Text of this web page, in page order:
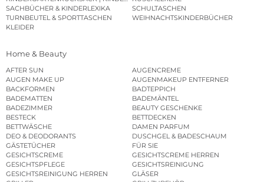
SACHBÜCHER & KINDERLEXIKA
SCHULTASCHEN
TURNBEUTEL & SPORTTASCHEN
WEIHNACHTSKINDERBÜCHER
KLEIDER
Home & Beauty
AFTER SUN
AUGENCREME
AUGEN MAKE UP
AUGENMAKEUP ENTFERNER
BACKFORMEN
BADTEPPICH
BADEMATTEN
BADEMÄNTEL
BADEZIMMER
BEAUTY GESCHENKE
BESTECK
BETTDECKEN
BETTWÄSCHE
DAMEN PARFUM
DEO & DEODORANTS
DUSCHGEL & BADESCHAUM
GÄSTETÜCHER
FÜR SIE
GESICHTSCREME
GESICHTSCREME HERREN
GESICHTSPFLEGE
GESICHTSREINIGUNG
GESICHTSREINIGUNG HERREN
GLÄSER